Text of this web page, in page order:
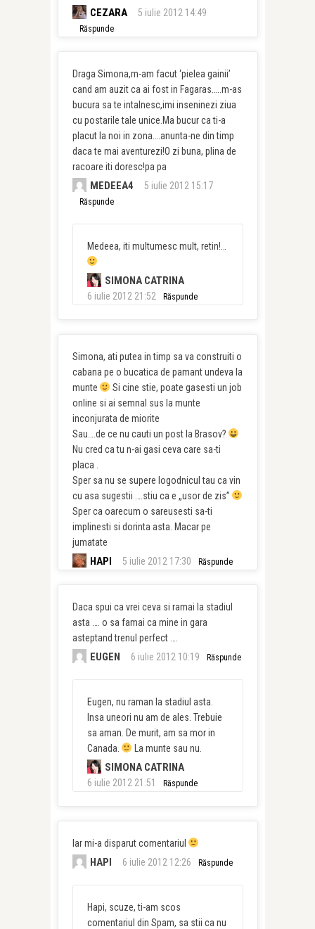
CEZARA 5 iulie 2012 14:49
Răspunde
Draga Simona,m-am facut ‘pielea gainii’
cand am auzit ca ai fost in Fagaras…..m-as
bucura sa te intalnesc,imi inseninezi ziua
cu postarile tale unice.Ma bucur ca ti-a
placut la noi in zona….anunta-ne din timp
daca te mai aventurezi!O zi buna, plina de
racoare iti doresc!pa pa
MEDEEA4 5 iulie 2012 15:17
Răspunde
Medeea, iti multumesc mult, retin!…
SIMONA CATRINA
6 iulie 2012 21:52 Răspunde
Simona, ati putea in timp sa va construiti o
cabana pe o bucatica de pamant undeva la
munte
Si cine stie, poate gasesti un job
online si ai semnal sus la munte
inconjurata de miorite
Sau….de ce nu cauti un post la Brasov?
Nu cred ca tu n-ai gasi ceva care sa-ti
placa .
Sper sa nu se supere logodnicul tau ca vin
cu asa sugestii ….stiu ca e „usor de zis”
Sper ca oarecum o sareusesti sa-ti
implinesti si dorinta asta. Macar pe
jumatate
HAPI 5 iulie 2012 17:30 Răspunde
Daca spui ca vrei ceva si ramai la stadiul
asta …. o sa famai ca mine in gara
asteptand trenul perfect ….
EUGEN 6 iulie 2012 10:19 Răspunde
Eugen, nu raman la stadiul asta.
Insa uneori nu am de ales. Trebuie
sa aman. De murit, am sa mor in
Canada.
La munte sau nu.
SIMONA CATRINA
6 iulie 2012 21:51 Răspunde
Iar mi-a disparut comentariul
HAPI 6 iulie 2012 12:26 Răspunde
Hapi, scuze, ti-am scos
comentariul din Spam, sa stii ca nu